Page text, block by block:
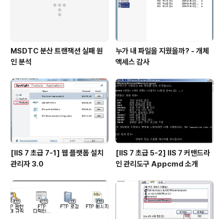
MSDTC 분산 트랜잭션 실패 원
인 분석
누가 내 파일을 지웠을까? - 개체
액세스 감사
[IIS 7 초급 7-1] 웹 플랫폼 설치
관리자 3.0
[IIS 7 초급 5-2] IIS 7 커맨드라
인 관리도구 Appcmd 소개